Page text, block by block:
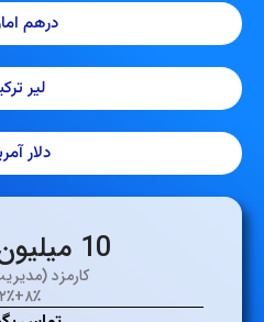
درهم
لیر
دلار
10 میلیون تومان
کارمزد
۸٪+۱۲٪